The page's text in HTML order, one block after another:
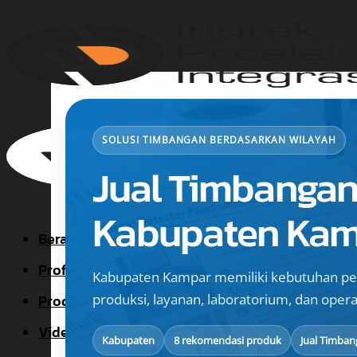
Beranda
Profil
Produk
Video
SOLUSI TIMBANGAN BERDASARKAN WILAYAH
Jual
Kabupaten
Kabupaten Kampar memiliki kebutuhan
produksi, layanan, laboratorium, dan
Kabupaten 8 rekomendasi produk Jual